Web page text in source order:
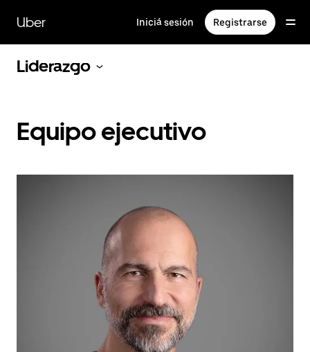
contenido
principal
Uber Iniciá sesión Registrarse
Liderazgo
Equipo ejecutivo